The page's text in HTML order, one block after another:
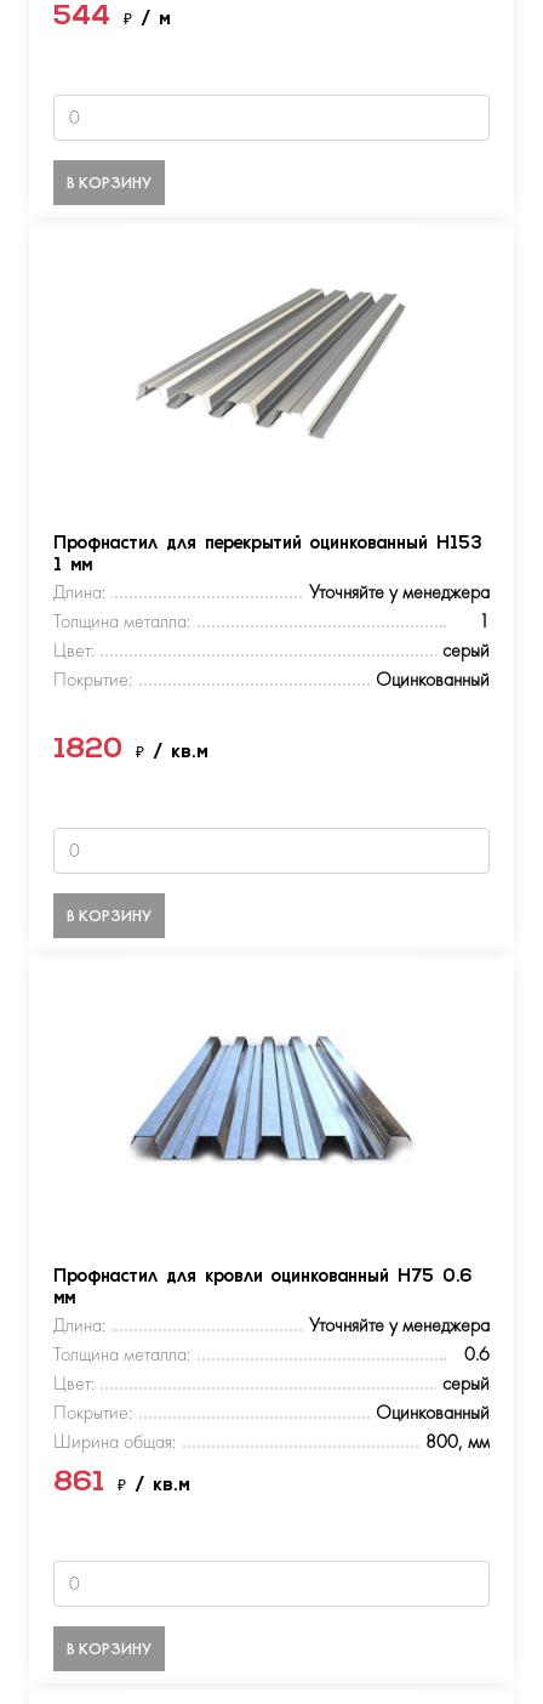
544 ₽ / м
В КОРЗИНУ
Профнастил для перекрытий оцинкованный Н153
1 мм
Длина:
Уточняйте у менеджера
Толщина металла:
1
Цвет:
серый
Покрытие:
Оцинкованный
1820 ₽ / кв.м
В КОРЗИНУ
Профнастил для кровли оцинкованный Н75 0.6
мм
Длина:
Уточняйте у менеджера
Толщина металла:
0.6
Цвет:
серый
Покрытие:
Оцинкованный
Ширина общая:
800, мм
861 ₽ / кв.м
В КОРЗИНУ